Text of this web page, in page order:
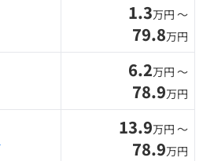
1.3万円 〜
79.8万円
6.2万円 〜
78.9万円
13.9万円 〜
78.9万円